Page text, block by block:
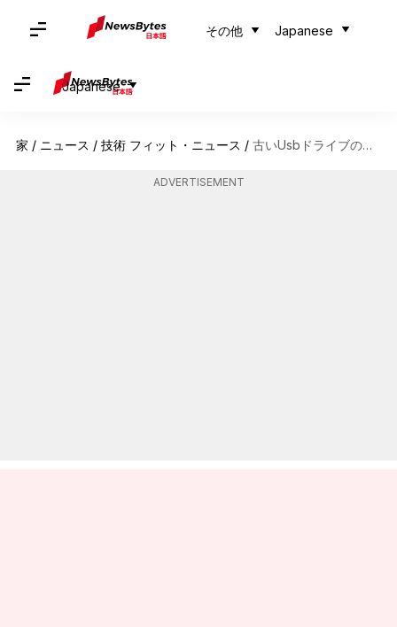
その他 Japanese
Japanese
家 / ニュース / 技術 フィット・ニュース / 古いUsbドライブの新しい活用法
ADVERTISEMENT